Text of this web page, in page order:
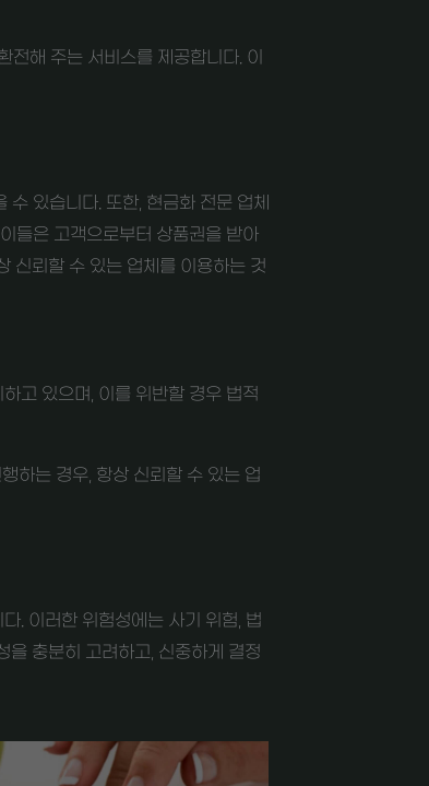
해 주는 서비스를 제공합니다. 이
있습니다. 또한, 현금화 전문 업체
들은 고객으로부터 상품권을 받아
신뢰할 수 있는 업체를 이용하는 것
고 있으며, 이를 위반할 경우 법적
하는 경우, 항상 신뢰할 수 있는 업
. 이러한 위험성에는 사기 위험, 법
을 충분히 고려하고, 신중하게 결정